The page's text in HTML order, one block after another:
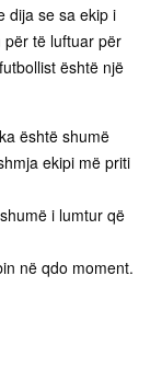
dija se sa ekip i
për të luftuar për
është një
është shumë
ekipi më priti
i lumtur që
në qdo moment.